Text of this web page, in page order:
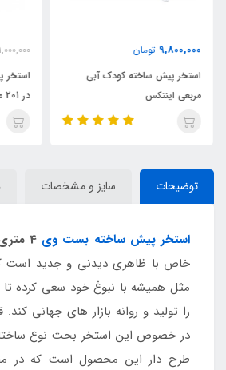
9,800,000 تومان
استخر پیش ساخته کودک آبی
مربعی اینتکس
در 201 مستطیلی
توضیحات سایز و مشخصات
استخر پیش ساخته بست وی 4 متری حصیری
خاص با ظاهری دیدنی و جدید
مثل همیشه با نبوغ خود سعی کرده
را تولید و روانه بازار های جهانی
در خصوص این استخر بحث نوع
طرح دار این محصول است که در